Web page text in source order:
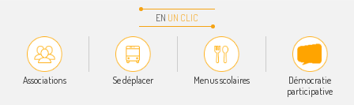
EN UN CLIC
Associations Se déplacer Menus scolaires
Démocratie
participative